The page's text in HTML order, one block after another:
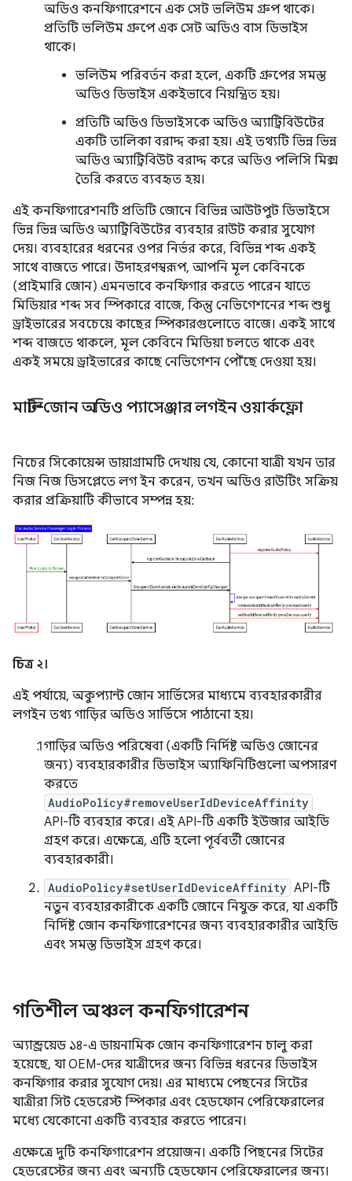
অডিও কনফিগারেশনে এক সেট ভলিউম গ্রুপ থাকে।
প্রতিটি ভলিউম গ্রুপে এক সেট অডিও বাস ডিভাইস
থাকে।
ভলিউম পরিবর্তন করা হলে, একটি গ্রুপের সমস্ত
অডিও ডিভাইস একইভাবে নিয়ন্ত্রিত হয়।
প্রতিটি অডিও ডিভাইসকে অডিও অ্যাট্রিবিউটের
একটি তালিকা বরাদ্দ করা হয়। এই তথ্যটি ভিন্ন ভিন্ন
অডিও অ্যাট্রিবিউট বরাদ্দ করে অডিও পলিসি মিক্স
তৈরি করতে ব্যবহৃত হয়।
এই কনফিগারেশনটি প্রতিটি জোনে বিভিন্ন আউটপুট ডিভাইসে
ভিন্ন ভিন্ন অডিও অ্যাট্রিবিউটের ব্যবহার রাউট করার সুযোগ
দেয়। ব্যবহারের ধরনের ওপর নির্ভর করে, বিভিন্ন শব্দ একই
সাথে বাজতে পারে। উদাহরণস্বরূপ, আপনি মূল কেবিনকে
(প্রাইমারি জোন) এমনভাবে কনফিগার করতে পারেন যাতে
মিডিয়ার শব্দ সব স্পিকারে বাজে, কিন্তু নেভিগেশনের শব্দ শুধু
ড্রাইভারের সবচেয়ে কাছের স্পিকারগুলোতে বাজে। একই সাথে
শব্দ বাজতে থাকলে, মূল কেবিনে মিডিয়া চলতে থাকে এবং
একই সময়ে ড্রাইভারের কাছে নেভিগেশন পৌঁছে দেওয়া হয়।
মাল্টি-জোন অডিও প্যাসেঞ্জার লগইন ওয়ার্কফ্লো
নিচের সিকোয়েন্স ডায়াগ্রামটি দেখায় যে, কোনো যাত্রী যখন তার
নিজ নিজ ডিসপ্লেতে লগ ইন করেন, তখন অডিও রাউটিং সক্রিয়
করার প্রক্রিয়াটি কীভাবে সম্পন্ন হয়:
চিত্র ২।
এই পর্যায়ে, অকুপ্যান্ট জোন সার্ভিসের মাধ্যমে ব্যবহারকারীর
লগইন তথ্য গাড়ির অডিও সার্ভিসে পাঠানো হয়।
গাড়ির অডিও পরিষেবা (একটি নির্দিষ্ট অডিও জোনের
জন্য) ব্যবহারকারীর ডিভাইস অ্যাফিনিটিগুলো অপসারণ
করতে
AudioPolicy#removeUserIdDeviceAffinity
API-টি ব্যবহার করে। এই API-টি একটি ইউজার আইডি
গ্রহণ করে। এক্ষেত্রে, এটি হলো পূর্ববর্তী জোনের
ব্যবহারকারী।
AudioPolicy#setUserIdDeviceAffinity API-টি
নতুন ব্যবহারকারীকে একটি জোনে নিযুক্ত করে, যা একটি
নির্দিষ্ট জোন কনফিগারেশনের জন্য ব্যবহারকারীর আইডি
এবং সমস্ত ডিভাইস গ্রহণ করে।
গতিশীল অঞ্চল কনফিগারেশন
অ্যান্ড্রয়েড ১৪-এ ডায়নামিক জোন কনফিগারেশন চালু করা
হয়েছে, যা OEM-দের যাত্রীদের জন্য বিভিন্ন ধরনের ডিভাইস
কনফিগার করার সুযোগ দেয়। এর মাধ্যমে পেছনের সিটের
যাত্রীরা সিট হেডরেস্ট স্পিকার এবং হেডফোন পেরিফেরালের
মধ্যে যেকোনো একটি ব্যবহার করতে পারেন।
এক্ষেত্রে দুটি কনফিগারেশন প্রয়োজন। একটি পিছনের সিটের
হেডরেস্টের জন্য এবং অন্যটি হেডফোন পেরিফেরালের জন্য।